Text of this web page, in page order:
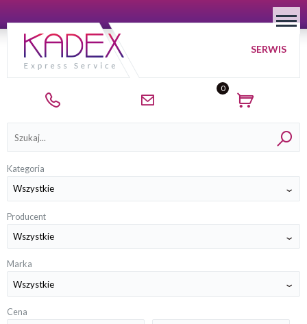
0
SERWIS
Kategoria
Producent
Marka
Cena
Kategorie